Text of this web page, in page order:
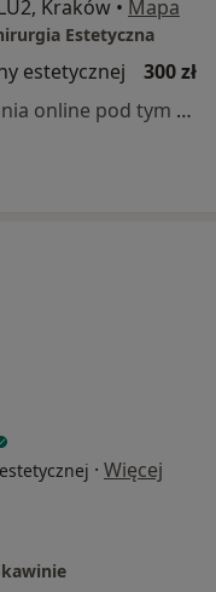
Kraków • Mapa
Estetyczna
estetycznej
300 zł
Specjalista nie oferuje umawiania online pod tym adresem.
· Więcej